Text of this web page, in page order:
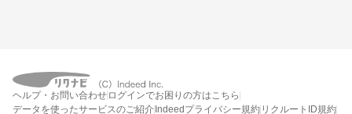
エントリーするとプログラムの詳細案内を
受け取れるようになります
ヘルプ・お問い合わせ ログインでお困りの方はこちら
データを使ったサービスのご紹介 Indeedプライバシー規約 リクルートID規約